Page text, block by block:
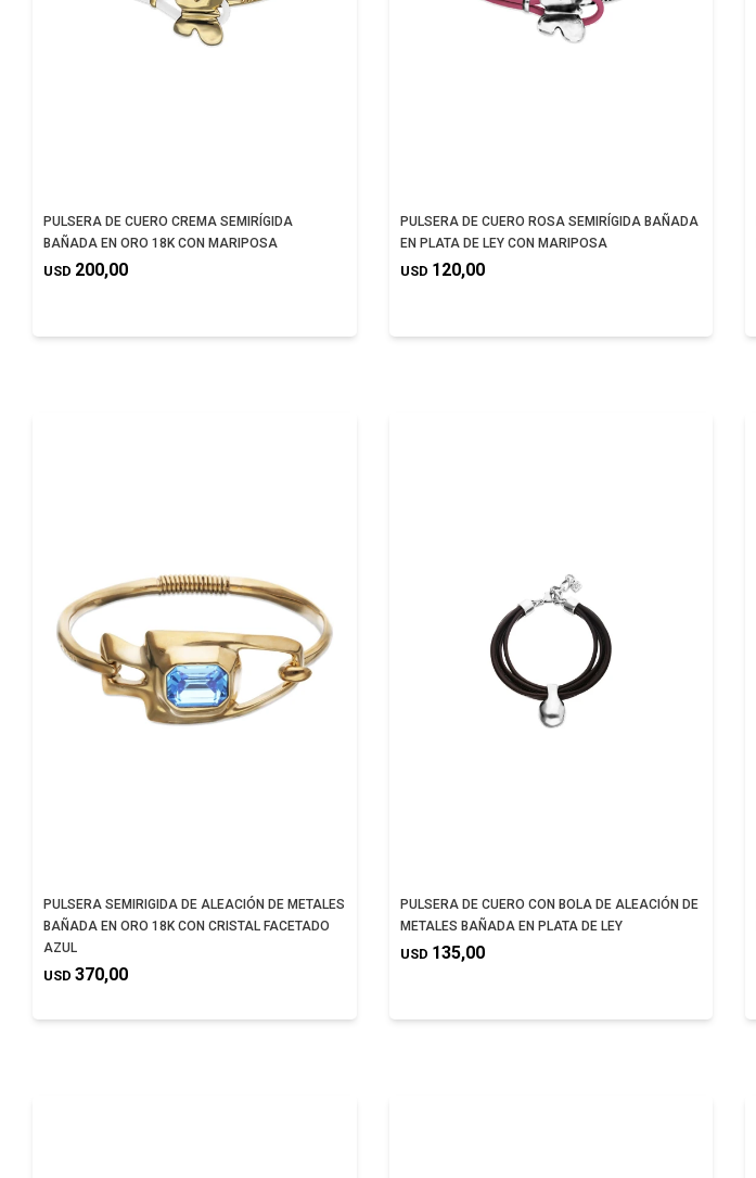
PULSERA DE CUERO CREMA SEMIRÍGIDA
BAÑADA EN ORO 18K CON MARIPOSA
USD 200,00
PULSERA DE CUERO ROSA SEMIRÍGIDA BAÑADA
EN PLATA DE LEY CON MARIPOSA
USD 120,00
PULSERA SEMIRIGIDA DE ALEACIÓN DE METALES
BAÑADA EN ORO 18K CON CRISTAL FACETADO
AZUL
USD 370,00
PULSERA DE CUERO CON BOLA DE ALEACIÓN DE
METALES BAÑADA EN PLATA DE LEY
USD 135,00